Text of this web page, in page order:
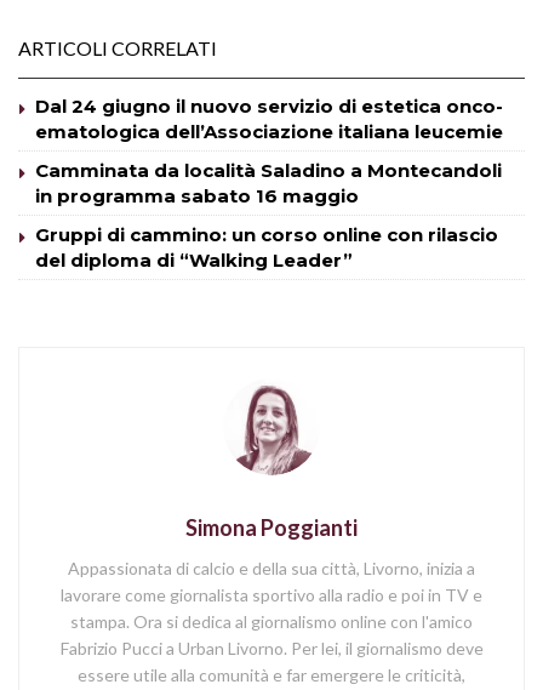
ARTICOLI CORRELATI
Dal 24 giugno il nuovo servizio di estetica onco-
ematologica dell’Associazione italiana leucemie
Camminata da località Saladino a Montecandoli
in programma sabato 16 maggio
Gruppi di cammino: un corso online con rilascio
del diploma di “Walking Leader”
Simona Poggianti
Appassionata di calcio e della sua città, Livorno, inizia a
lavorare come giornalista sportivo alla radio e poi in TV e
stampa. Ora si dedica al giornalismo online con l'amico
Fabrizio Pucci a Urban Livorno. Per lei, il giornalismo deve
essere utile alla comunità e far emergere le criticità,